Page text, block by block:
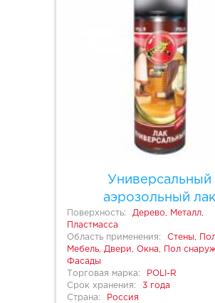
Универсальный
аэрозольный лак
Поверхность:
Дерево, Металл,
Пластмасса
Область применения:
Стены,
Мебель, Двери, Окна, Пол
Фасады
Торговая марка:
POLI-R
Срок хранения:
3 года
Страна:
Россия